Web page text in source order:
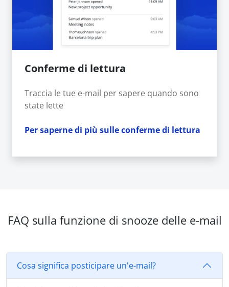
Conferme di lettura
Traccia le tue e-mail per sapere quando sono
state lette
Per saperne di più sulle conferme di lettura
FAQ sulla funzione di snooze delle e-mail
Cosa significa posticipare un'e-mail?